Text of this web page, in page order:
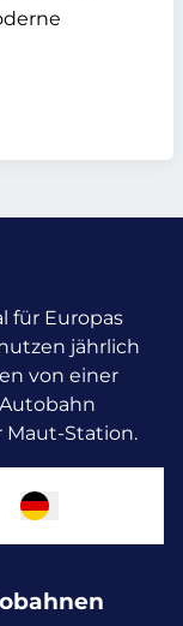
für Europas
jährlich
von einer
Maut-Station.